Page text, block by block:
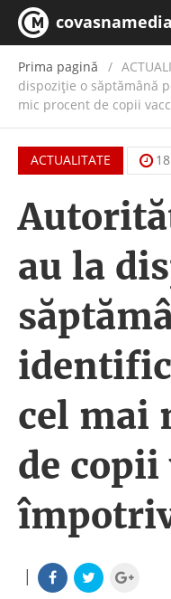
covasnamedia
Prima pagină
dispoziţie o săptămână
mic procent de copii
ACTUALITATE
au la
cel mai
de
|